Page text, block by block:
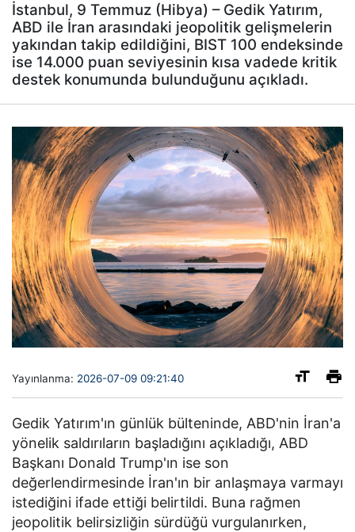
İstanbul, 9 Temmuz (Hibya) – Gedik Yatırım,
ABD ile İran arasındaki jeopolitik gelişmelerin
yakından takip edildiğini, BIST 100 endeksinde
ise 14.000 puan seviyesinin kısa vadede kritik
destek konumunda bulunduğunu açıkladı.
Yayınlanma: 2026-07-09 09:21:40
Gedik Yatırım'ın günlük bülteninde, ABD'nin İran'a
yönelik saldırıların başladığını açıkladığı, ABD
Başkanı Donald Trump'ın ise son
değerlendirmesinde İran'ın bir anlaşmaya varmayı
istediğini ifade ettiği belirtildi. Buna rağmen
jeopolitik belirsizliğin sürdüğü vurgulanırken,